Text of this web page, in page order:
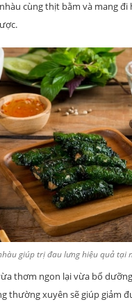
cùng thịt bằm và mang đi
giúp trị đau lưng hiệu quả tại
thơm ngon lại vừa bổ
thường xuyên sẽ giúp giảm